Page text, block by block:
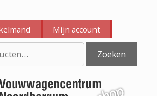
Mijn account
Zoeken